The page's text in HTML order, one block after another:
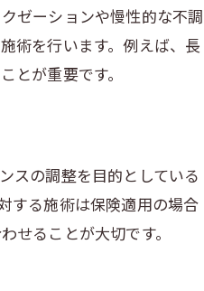
ゼーションや慢性的な不調
術を行います。例えば、長
が重要です。
スの調整を目的としている
する施術は保険適用の場合
せることが大切です。